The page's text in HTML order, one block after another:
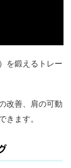
を鍛えるトレー
改善、肩の可動
きます。